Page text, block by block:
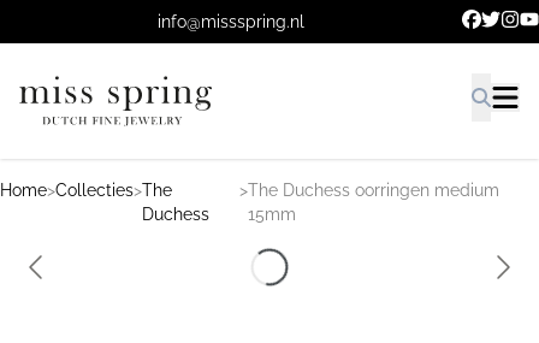
Ga naar de hoofdinhoud.info@missspring.nl
Home>Collecties>The
Duchess
>The Duchess oorringen medium
15mm